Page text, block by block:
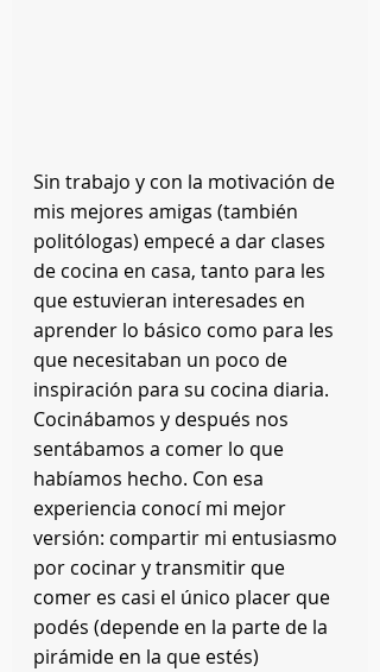
Sin trabajo y con la motivación de
mis mejores amigas (también
politólogas) empecé a dar clases
de cocina en casa, tanto para les
que estuvieran interesades en
aprender lo básico como para les
que necesitaban un poco de
inspiración para su cocina diaria.
Cocinábamos y después nos
sentábamos a comer lo que
habíamos hecho. Con esa
experiencia conocí mi mejor
versión: compartir mi entusiasmo
por cocinar y transmitir que
comer es casi el único placer que
podés (depende en la parte de la
pirámide en la que estés)